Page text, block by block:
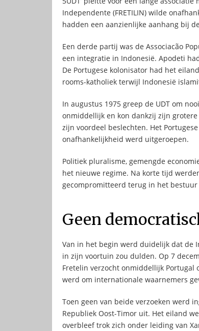
Independente (FRETILIN) wilde
hadden een aanzienlijke aanhang bij
Een derde partij was de Associacão
een integratie in Indonesië. Apodeti
De Portugese kolonisator had het
rooms-katholiek terwijl Indonesië
In augustus 1975 greep de UDT om
onmiddellijk en kon dankzij zijn
zijn voordeel beslechten. Het
onafhankelijkheid werd uitgeroepen.
Politiek pluralisme, gemengde
het nieuwe regime. Na korte tijd
gecompromitteerd terug in het bestuur
Geen
Van in het begin werd duidelijk dat de
in zijn voortuin zou dulden. Op 7
Fretelin verzocht onmiddellijk Portugal
werd om internationale waarnemers
Toen geen van beide verzoeken werd
Republiek Oost-Timor uit. Het eiland
overbleef trok zich onder leiding van